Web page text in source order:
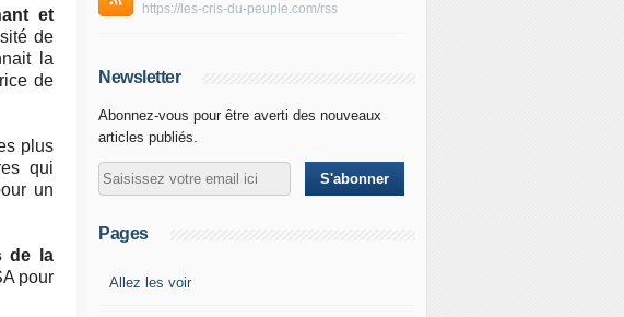
et
de
la
de
plus
qui
un
de la
pour
https://les-cris-du-peuple.com/rss
Newsletter
Abonnez-vous pour être averti des nouveaux
articles publiés.
Pages
Allez les voir